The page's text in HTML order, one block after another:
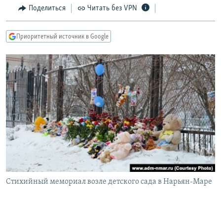
Вернутся
поиску
КУЛЬТУРА
КАВКАЗ.РЕАЛИИ
СЕВЕР.РЕАЛИИ
СИБИРЬ.РЕАЛИИ
РАСПИСАНИЕ ВЕЩАНИЯ
ПОДПИШИТЕСЬ НА РАССЫЛКУ
СОЦИАЛЬНЫЕ СЕТИ
Поделиться Читать без VPN
Приоритетный источник в Google
Стихийный мемориал возле детского сада в Нарьян-Маре